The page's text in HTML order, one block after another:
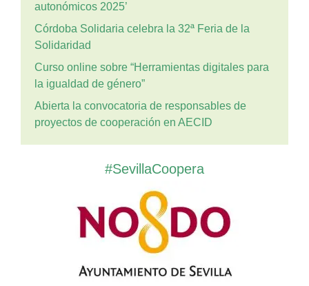
autonómicos 2025’
Córdoba Solidaria celebra la 32ª Feria de la
Solidaridad
Curso online sobre “Herramientas digitales para
la igualdad de género”
Abierta la convocatoria de responsables de
proyectos de cooperación en AECID
#SevillaCoopera